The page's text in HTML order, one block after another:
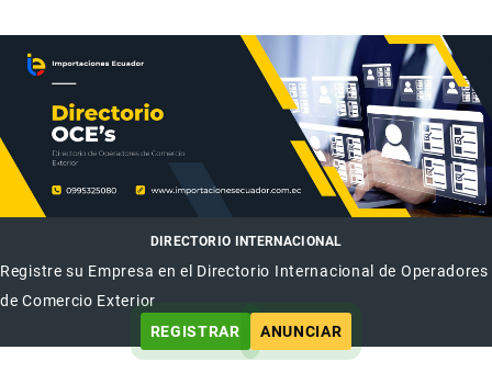
DIRECTORIO INTERNACIONAL
Registre su Empresa en el Directorio Internacional de Operadores
de Comercio Exterior
REGISTRAR
ANUNCIAR